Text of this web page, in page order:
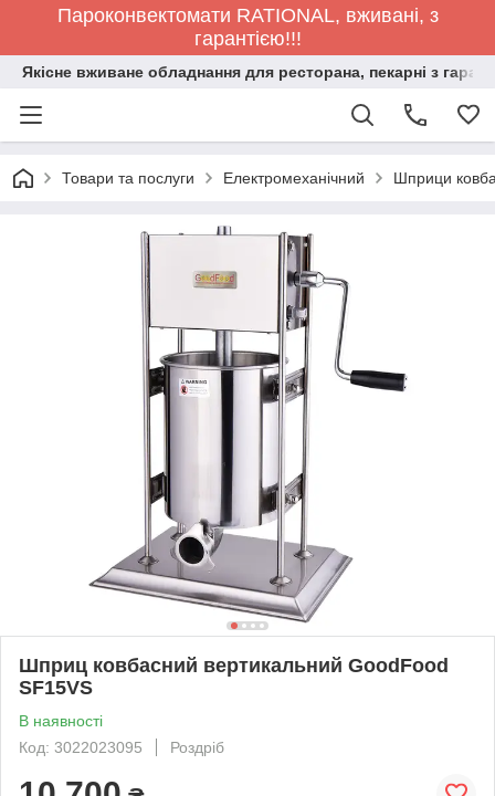
Пароконвектомати RATIONAL, вживані, з
гарантією!!!
Якісне вживане обладнання для ресторана, пекарні з
Товари та послуги Електромеханічний Шприци
Шприц ковбасний вертикальний GoodFood
SF15VS
В наявності
Код: 3022023095
Роздріб